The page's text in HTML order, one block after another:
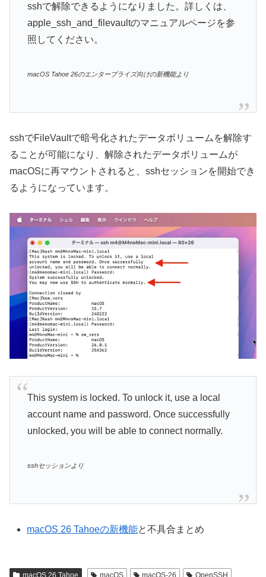
sshで解除できるようになりました。詳しくは、
apple_ssh_and_filevaultのマニュアルページを参
照してください。
macOS Tahoe 26のエンタープライズ向けの新機能より
sshでFileVaultで暗号化されたデータボリュームを解除す
ることが可能になり、解除されたデータボリュームが
macOSに再マウントされると、sshセッションを開始でき
るようになっています。
This system is locked. To unlock it, use a local
account name and password. Once successfully
unlocked, you will be able to connect normally.
sshセッションより
macOS 26 Tahoeの新機能と不具合まとめ
macOS 26 Tahoe macOS macOS-26 OpenSSH